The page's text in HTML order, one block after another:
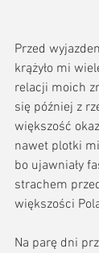
Przed
krążyło mi
relacji moich
się później z
większość
nawet plotki
bo ujawniały
strachem
większości
Na parę dni